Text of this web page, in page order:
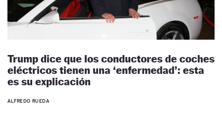
Trump dice que los conductores de coches
eléctricos tienen una ‘enfermedad’: esta
es su explicación
ALFREDO RUEDA